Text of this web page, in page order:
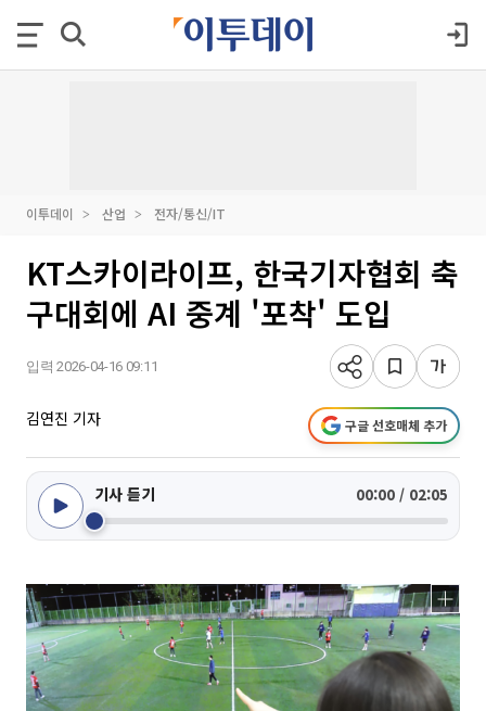
이투데이 산업 전자/통신/IT
KT스카이라이프, 한국기자협회 축
구대회에 AI 중계 '포착' 도입
입력 2026-04-16 09:11
김연진 기자 구글 선호매체 추가
기사 듣기 00:00 / 02:05